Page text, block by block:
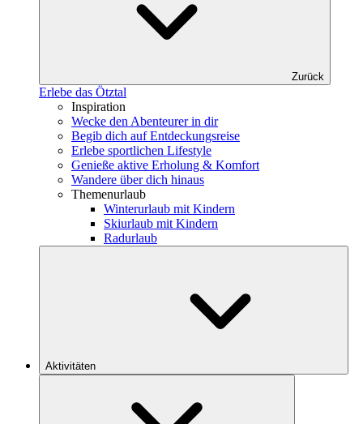
Zurück
Erlebe das Ötztal
Inspiration
Wecke den Abenteurer in dir
Begib dich auf Entdeckungsreise
Erlebe sportlichen Lifestyle
Genieße aktive Erholung & Komfort
Wandere über dich hinaus
Themenurlaub
Winterurlaub mit Kindern
Skiurlaub mit Kindern
Radurlaub
Aktivitäten